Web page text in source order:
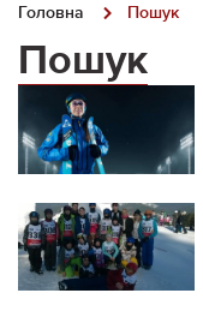
Головна Пошук
Пошук